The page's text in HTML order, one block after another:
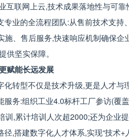
联网上云,技术成果落地性与可靠
专业的全流程团队:从售前技术支持
施、售后服务,快速响应机制确保企
供坚实保障。
赋能长远发展
化转型不仅是技术升级,更是人才与
务:组织工业4.0标杆工厂参访(覆
训,累计培训人次超2000;还为企业
,搭建数字化人才体系,实现“技术+